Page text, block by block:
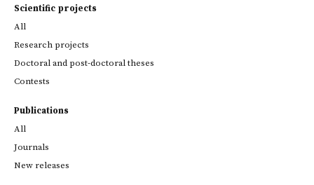
Scientific projects
All
Research projects
Doctoral and post-doctoral theses
Contests
Publications
All
Journals
New releases